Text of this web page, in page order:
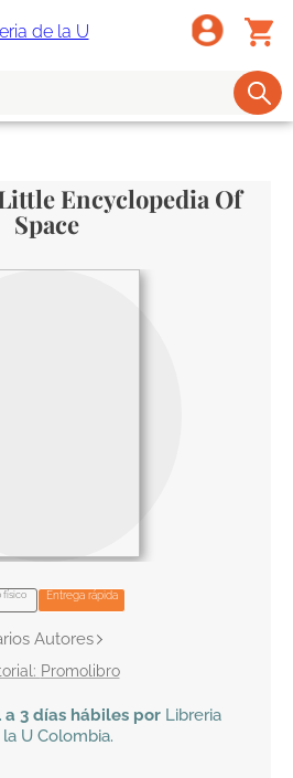
Encyclopedia Of
Space
físico Entrega rápida
Autores
Promolibro
a 3 días hábiles por Libreria
U Colombia.